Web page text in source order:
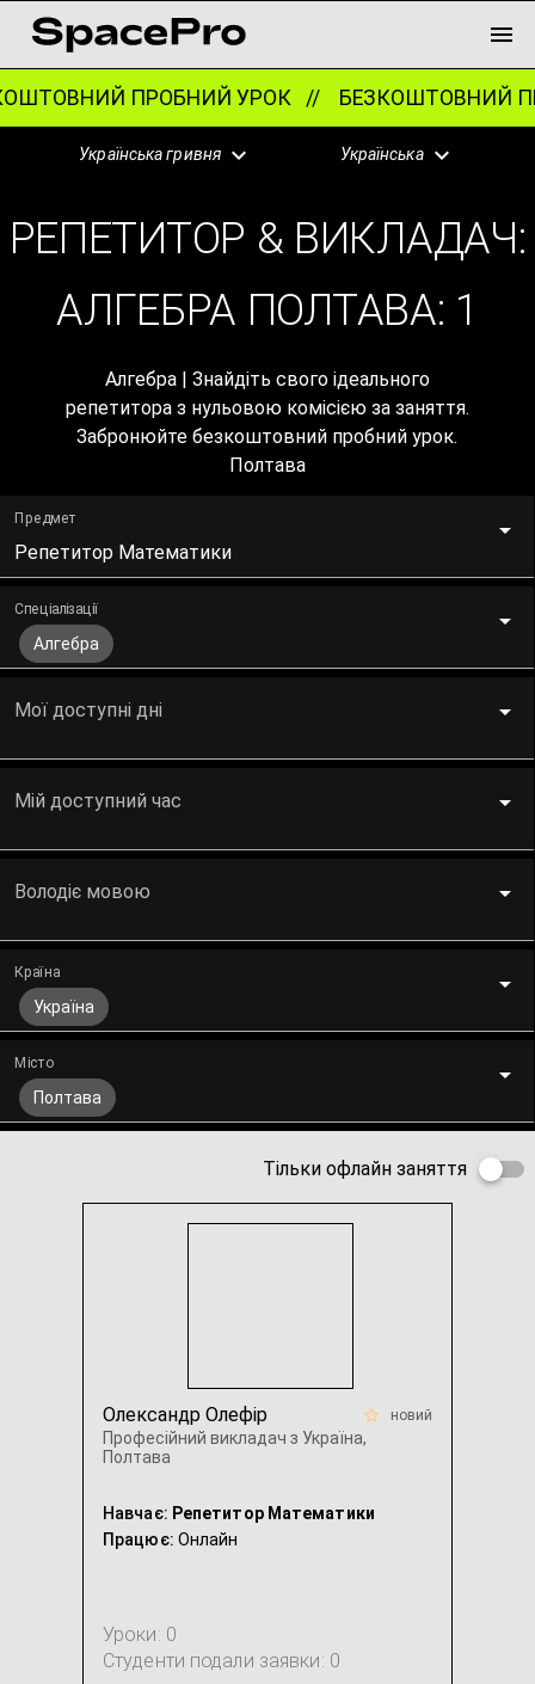
ПРОБНИЙ УРОК //БЕЗКОШТОВНИЙ
Українська гривня Українська
РЕПЕТИТОР & ВИКЛАДАЧ:
АЛГЕБРА ПОЛТАВА: 1
Алгебра | Знайдіть свого ідеального
репетитора з нульовою комісією за заняття.
Забронюйте безкоштовний пробний урок.
Полтава
Предмет
Репетитор Математики
Спеціалізації
Алгебра
Мої доступні дні
Мій доступний час
Володіє мовою
Країна
Україна
Місто
Полтава
Тільки офлайн заняття
Олександр Олефір
Професійний викладач з Україна,
Полтава
новий
Навчає: Репетитор Математики
Працює: Онлайн
Уроки: 0
Студенти подали заявки: 0